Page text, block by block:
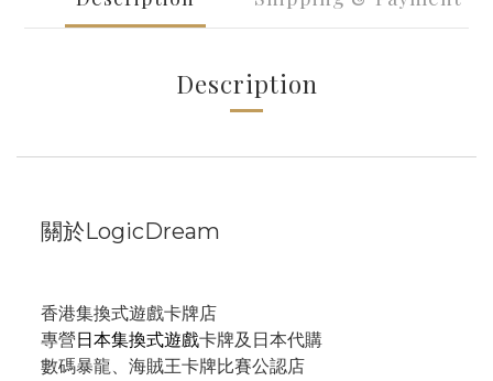
Description
關於LogicDream
香港集換式遊戲卡牌店
專營日本集換式遊戲卡牌及日本代購
數碼暴龍、海賊王卡牌比賽公認店